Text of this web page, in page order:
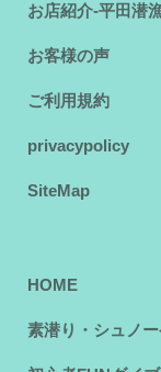
お店紹介-平田潜
お客様の声
ご利用規約
privacypolicy
SiteMap
HOME
素潜り・シュノ